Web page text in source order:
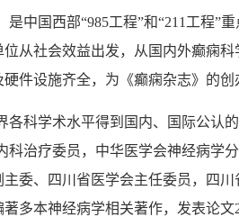
是中国西部“985工程”和“211 工程”
从社会效益出发，从国内外癫痫
件设施齐全，为《癫痫杂志》的创
科学术水平得到国内、国际公认
科治疗委员，中华医学会神经病学
委、四川省医学会主任委员，四
多本神经病学相关著作，发表论文